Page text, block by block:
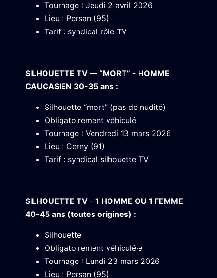
Tournage : Jeudi 2 avril 2026
Lieu : Persan (95)
Tarif : syndical rôle TV
SILHOUETTE TV — “MORT” - HOMME
CAUCASIEN 30-35 ans :
Silhouette “mort” (pas de nudité)
Obligatoirement véhiculé
Tournage : Vendredi 13 mars 2026
Lieu : Cerny (91)
Tarif : syndical silhouette TV
SILHOUETTE TV - 1 HOMME OU 1 FEMME
40-45 ans (toutes origines) :
Silhouette
Obligatoirement véhiculé·e
Tournage : Lundi 23 mars 2026
Lieu : Persan (95)